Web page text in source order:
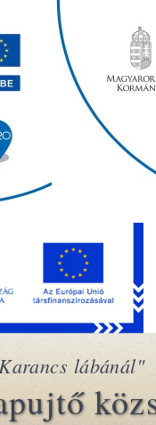
lábánál"